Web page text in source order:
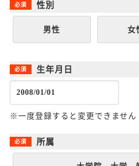
性別
男性 女
生年月日
※一度登録すると変更できません
所属